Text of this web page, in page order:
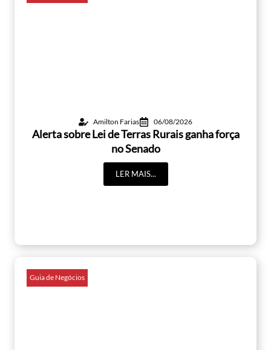
Amilton Farias 06/08/2026
Alerta sobre Lei de Terras Rurais ganha força
no Senado
LER MAIS...
Guia de Negócios